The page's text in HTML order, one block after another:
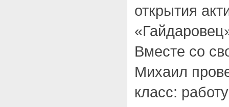
открытия
Вместе со
Михаил
класс: